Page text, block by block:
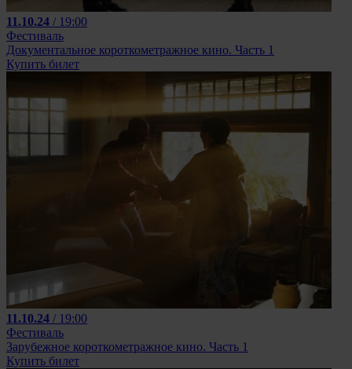
11.10.24 / 19:00
Фестиваль
Документальное короткометражное кино. Часть 1
Купить билет
11.10.24 / 19:00
Фестиваль
Зарубежное короткометражное кино. Часть 1
Купить билет